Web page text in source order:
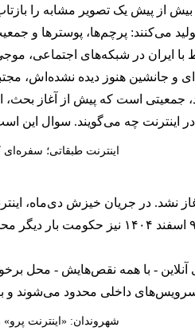
بیش از پیش یک تصویر مشابه را
تولید می‌کنند: پرچم‌ها، پوسترها و
ایران در شبکه‌های اجتماعی،
و جانشین هنوز دیده نشده‌اش،
جمعیتی است که پیش از آغاز بحث،
چه می‌گویند. سوال این
اینترنت طبقاتی؛
در ۱۹ دی ۱۴۰۴ قطع شد و تا ۹ بهمن همان سال به‌شدت محدود
پس از آغاز حملات آمریکا و
- با همه نقص‌هایش - محل
داخلی محدود می‌شوند و
شهروندان: «اینترنت